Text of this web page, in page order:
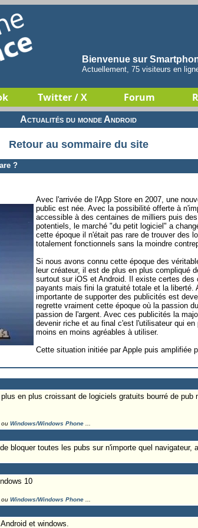
Bienvenue sur
Actuellement, 75 visiteurs en
Twitter / X Forum
Actualités du monde Android
Retour au sommaire du site
?
Avec l'arrivée de l'App Store en 2007, une
public est née. Avec la possibilité offerte à
accessible à des centaines de milliers puis
potentiels, le marché "du petit logiciel" a
cette époque il n'était pas rare de trouver des
totalement fonctionnels sans la moindre
Si nous avons connu cette époque des
leur créateur, il est de plus en plus compliqué
surtout sur iOS et Android. Il existe certes
payants mais fini la gratuité totale et la liberté.
importante de supporter des publicités est
regrette vraiment cette époque où la passion
passion de l'argent. Avec ces publicités la
devenir riche et au final c'est l'utilisateur qui
moins en moins agréables à utiliser.
Cette situation initiée par Apple puis amplifiée
en plus croissant de logiciels gratuits bourré de pub
Windows/Windows Phone...
bloquer toutes les pubs sur n'importe quel navigateur,
10
Windows/Windows Phone...
et windows.